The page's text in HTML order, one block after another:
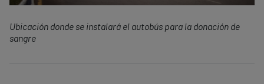
Ubicación donde se instalará el autobús para la donación de
sangre